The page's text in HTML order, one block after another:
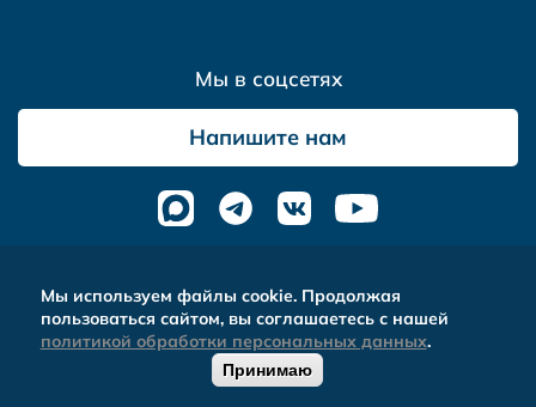
Мы в соцсетях
Напишите нам
Мы используем файлы cookie. Продолжая
пользоваться сайтом, вы соглашаетесь с нашей
политикой обработки персональных данных.
Принимаю